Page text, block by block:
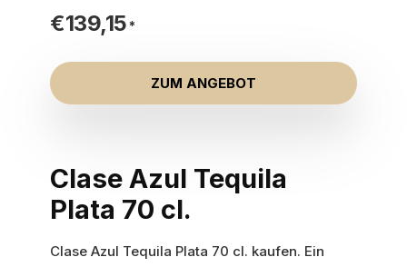
Clase Azul Tequila
Plata 70 cl.
Clase Azul Tequila Plata 70 cl. kaufen. Ein
€139,15
ZUM ANGEBOT